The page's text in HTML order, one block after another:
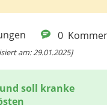
0
am: 29.01.2025]
soll kranke